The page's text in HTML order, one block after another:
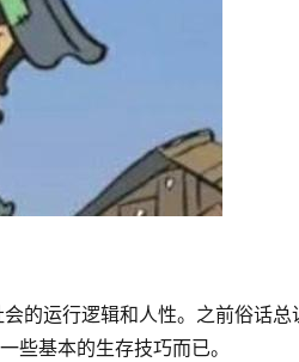
的运行逻辑和人性。之前俗话总
些基本的生存技巧而已。